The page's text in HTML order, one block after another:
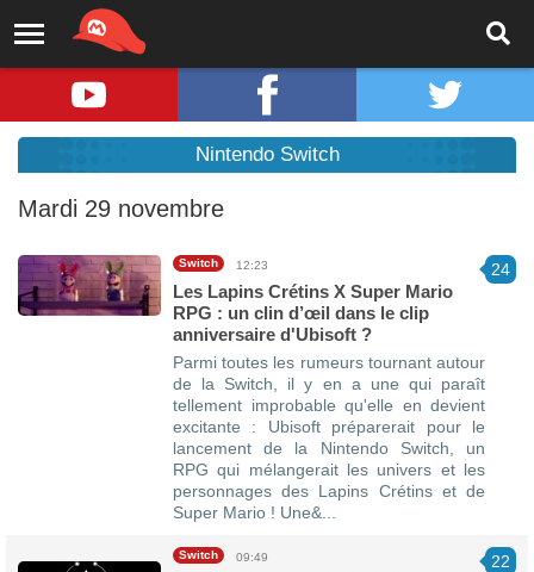
Nintendo Switch
Mardi 29 novembre
24
Switch 12:23
Les Lapins Crétins X Super Mario
RPG : un clin d’œil dans le clip
anniversaire d'Ubisoft ?
Parmi toutes les rumeurs tournant autour
de la Switch, il y en a une qui paraît
tellement improbable qu'elle en devient
excitante : Ubisoft préparerait pour le
lancement de la Nintendo Switch, un
RPG qui mélangerait les univers et les
personnages des Lapins Crétins et de
Super Mario ! Une&...
22
Switch 09:49